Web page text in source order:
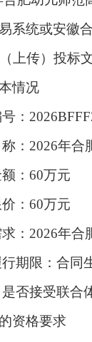
系统或安徽
上传）投标文
情况
：
：2026年合
：60万元
：60万元
：2026年合
期限：合同
否接受联合
资格要求